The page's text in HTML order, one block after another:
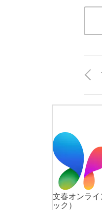
文春オンライ
ック）